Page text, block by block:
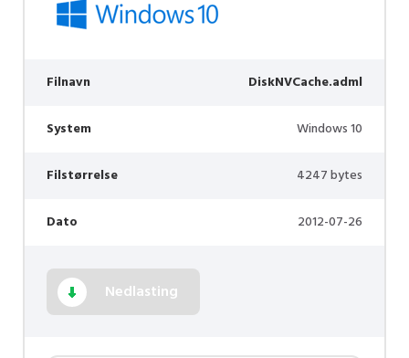
Filnavn DiskNVCache.adml
System Windows 10
Filstørrelse 4247 bytes
Dato 2012-07-26
Nedlasting